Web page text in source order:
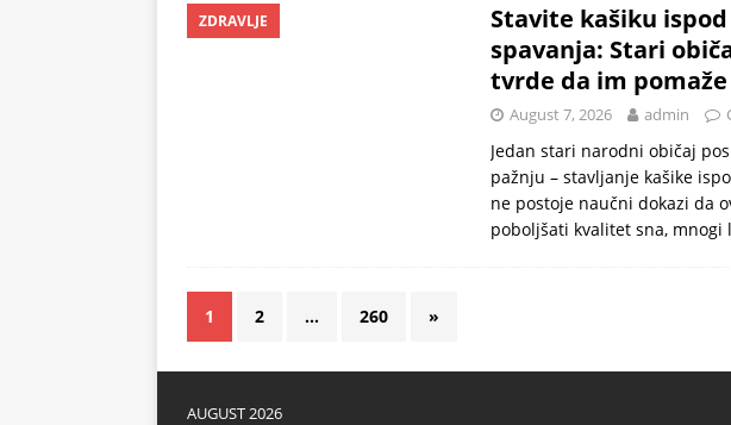
ZDRAVLJE
Stavite kašiku
spavanja: Stari
tvrde da im pomaže
August 7, 2026 admin
Jedan stari narodni običaj
pažnju – stavljanje kašike
ne postoje naučni dokazi da
poboljšati kvalitet sna,
1 2 … 260 »
AUGUST 2026